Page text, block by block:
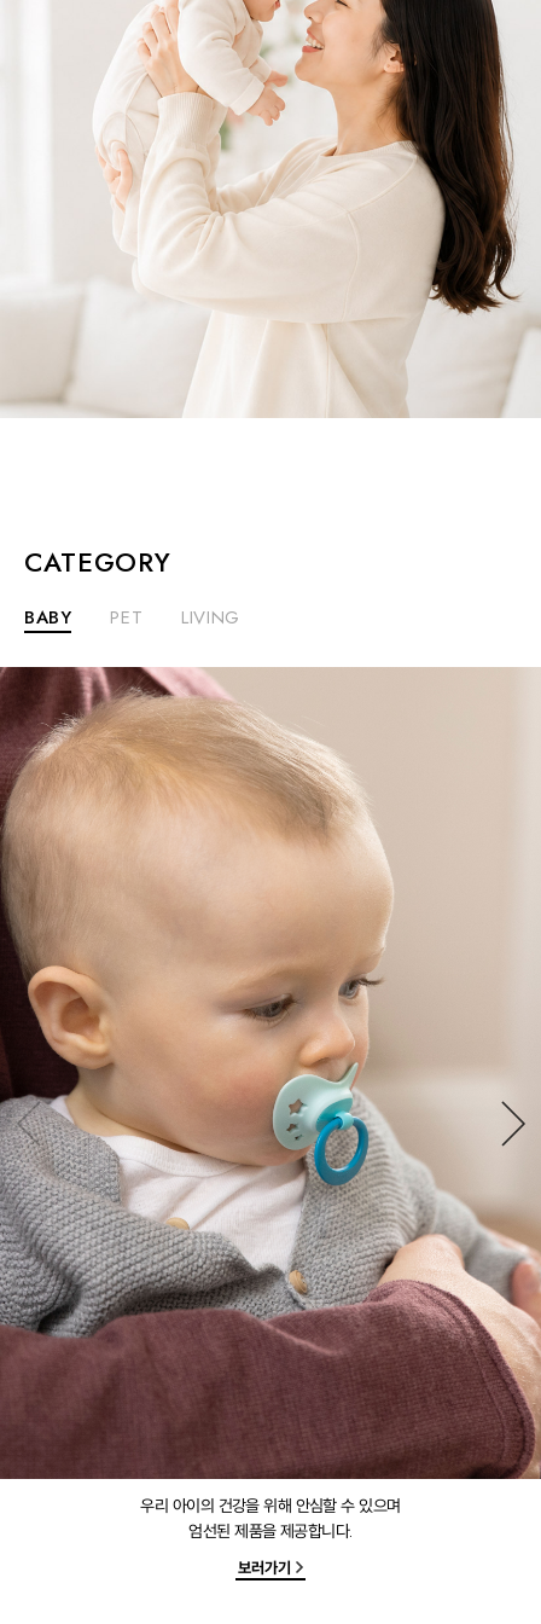
CATEGORY
BABY PET LIVING
우리 아이의 건강을 위해 안심할 수 있으며
엄선된 제품을 제공합니다.
보러가기